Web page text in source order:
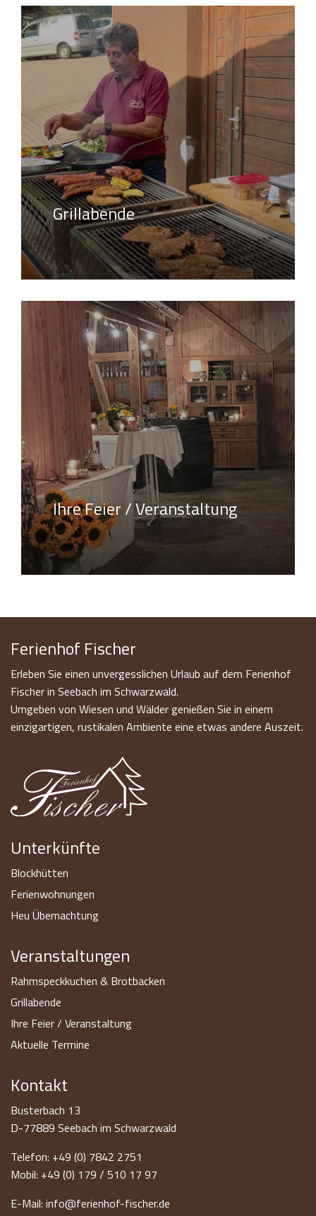
Grillabende
Ihre Feier / Veranstaltung
Ferienhof Fischer
Erleben Sie einen unvergesslichen Urlaub auf dem Ferienhof
Fischer in Seebach im Schwarzwald.
Umgeben von Wiesen und Wälder genießen Sie in einem
einzigartigen, rustikalen Ambiente eine etwas andere Auszeit.
Unterkünfte
Blockhütten
Ferienwohnungen
Heu Übernachtung
Veranstaltungen
Rahmspeckkuchen & Brotbacken
Grillabende
Ihre Feier / Veranstaltung
Aktuelle Termine
Kontakt
Busterbach 13
D-77889 Seebach im Schwarzwald
Telefon: +49 (0) 7842 2751
Mobil: +49 (0) 179 / 510 17 97
E-Mail: info@ferienhof-fischer.de